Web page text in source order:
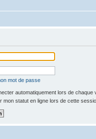
mot de passe
automatiquement lors de chaque
mon statut en ligne lors de cette